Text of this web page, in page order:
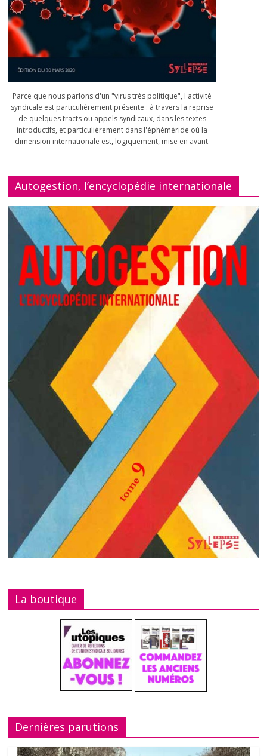
Parce que nous parlons d'un "virus très politique", l'activité
syndicale est particulièrement présente : à travers la reprise
de quelques tracts ou appels syndicaux, dans les textes
introductifs, et particulièrement dans l'éphéméride où la
dimension internationale est, logiquement, mise en avant.
Autogestion, l’encyclopédie internationale
La boutique
Dernières parutions